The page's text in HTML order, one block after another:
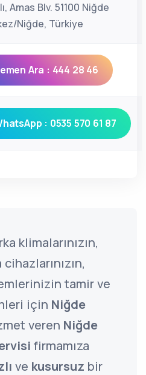
Amas Blv. 51100 Niğde
Niğde, Türkiye
Ara : 444 28 46
: 0535 570 61 87
klimalarınızın,
tamir ve
için Niğde
veren Niğde
firmamıza
ve kusursuz bir